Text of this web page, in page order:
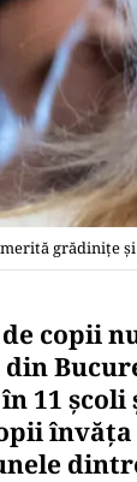
grădinițe și
de copii
11 școli